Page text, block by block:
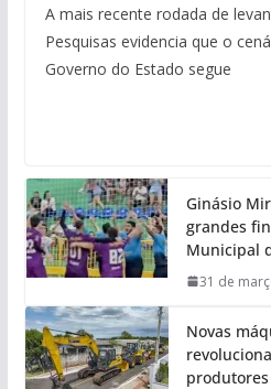
A mais recente rodada de
Pesquisas evidencia que o
Governo do Estado segue
Ginásio
grandes
Municipal
31 de
Novas